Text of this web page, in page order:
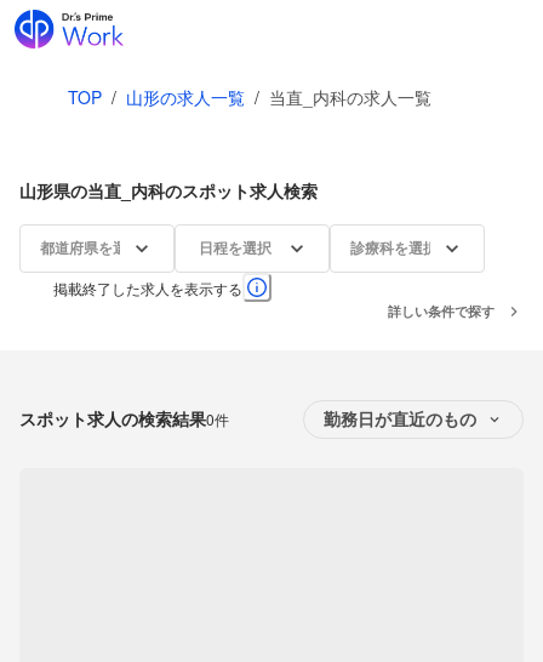
TOP / 山形の求人一覧 / 当直_内科の求人一覧
山形県の当直_内科のスポット求人検索
都道府県を選択 日程を選択 診療科を選択
掲載終了した求人を表示する
詳しい条件で探す
スポット求人の検索結果0件 勤務日が直近のもの